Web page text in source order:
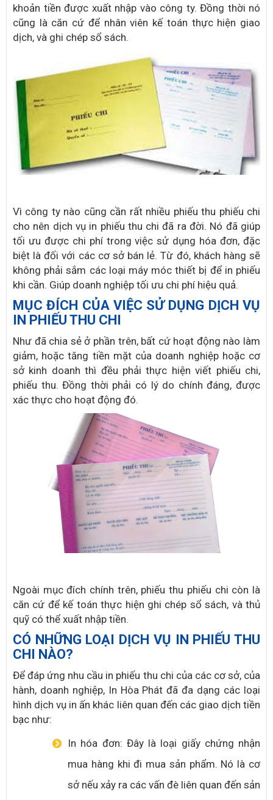
khoản tiền được xuất nhập vào công ty. Đồng thời nó
cũng là căn cứ để nhân viên kế toán thực hiện giao
dịch, và ghi chép sổ sách.
Vì công ty nào cũng cần rất nhiều phiếu thu phiếu chi
cho nên dịch vụ in phiếu thu chi đã ra đời. Nó đã giúp
tối ưu được chi phí trong việc sử dụng hóa đơn, đặc
biệt là đối với các cơ sở bán lẻ. Từ đó, khách hàng sẽ
không phải sắm các loại máy móc thiết bị để in phiếu
khi cần. Giúp doanh nghiệp tối ưu chi phí hiệu quả.
MỤC ĐÍCH CỦA VIỆC SỬ DỤNG DỊCH VỤ
IN PHIẾU THU CHI
Như đã chia sẻ ở phần trên, bất cứ hoạt động nào làm
giảm, hoặc tăng tiền mặt của doanh nghiệp hoặc cơ
sở kinh doanh thì đều phải thực hiện viết phiếu chi,
phiếu thu. Đồng thời phải có lý do chính đáng, được
xác thực cho hoạt động đó.
Ngoài mục đích chính trên, phiếu thu phiếu chi còn là
căn cứ để kế toán thực hiện ghi chép sổ sách, và thủ
quỹ có thể xuất nhập tiền.
CÓ NHỮNG LOẠI DỊCH VỤ IN PHIẾU THU
CHI NÀO?
Để đáp ứng nhu cầu in phiếu thu chi của các cơ sở, của
hành, doanh nghiệp, In Hòa Phát đã đa dạng các loại
hình dịch vụ in ấn khác liên quan đến các giao dịch tiền
bạc như:
In hóa đơn: Đây là loại giấy chứng nhận
mua hàng khi đi mua sản phẩm. Nó là cơ
sở nếu xảy ra các vấn đè liên quan đến sản